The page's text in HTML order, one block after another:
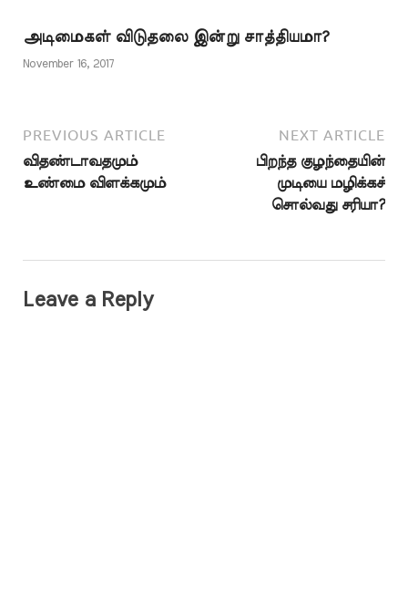
அடிமைகள் விடுதலை இன்று சாத்தியமா?
November 16, 2017
PREVIOUS ARTICLE
விதண்டாவதமும்
உண்மை விளக்கமும்
NEXT ARTICLE
பிறந்த குழந்தையின்
முடியை மழிக்கச்
சொல்வது சரியா?
Leave a Reply